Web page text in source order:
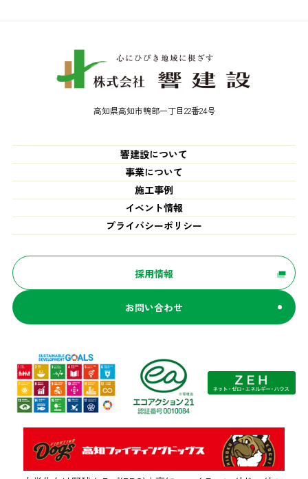
高知県高知市鴨部一丁目22番24号
響建設について
事業について
施工事例
イベント情報
プライバシーポリシー
採用情報
お問い合わせ